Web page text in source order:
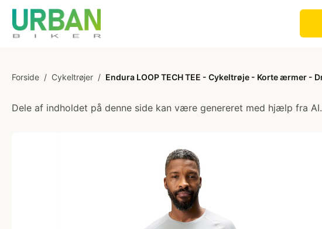
Forside / Cykeltrøjer / Endura LOOP TECH TEE - Cykeltrøje - Korte ærmer -
Dele af indholdet på denne side kan være genereret med hjælp fra AI.